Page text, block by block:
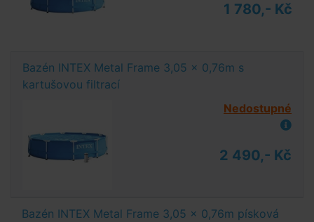
1 780,- Kč
Bazén INTEX Metal Frame 3,05 x 0,76m s
kartušovou filtrací
Nedostupné
2 490,- Kč
Bazén INTEX Metal Frame 3,05 x 0,76m písková